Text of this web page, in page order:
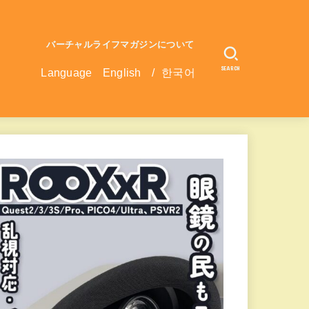
バーチャルライフマガジンについて
Language English / 한국어 SEARCH